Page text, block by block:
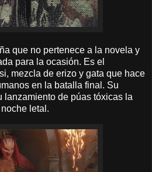
que no pertenece a la novela y
para la ocasión. Es el
mezcla de erizo y gata que hace
en la batalla final. Su
lanzamiento de púas tóxicas la
letal.